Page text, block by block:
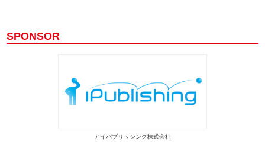
SPONSOR
アイパブリッシング株式会社